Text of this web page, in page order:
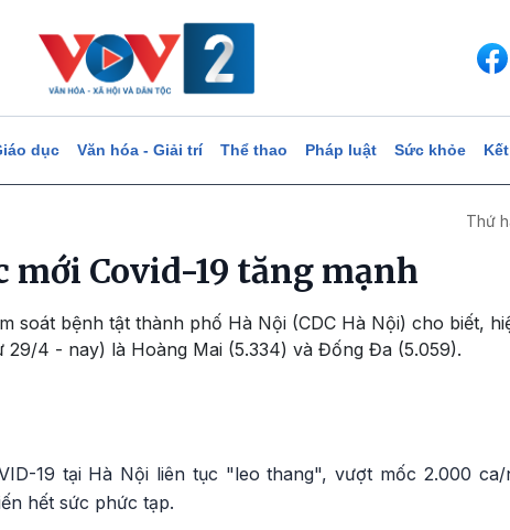
dục Văn hóa - Giải trí Thể thao Pháp luật Sức khỏe
Thứ
mới Covid-19 tăng mạnh
soát bệnh tật thành phố Hà Nội (CDC Hà Nội) cho biết,
4 - nay) là Hoàng Mai (5.334) và Đống Đa (5.059).
19 tại Hà Nội liên tục "leo thang", vượt mốc 2.000
hết sức phức tạp.